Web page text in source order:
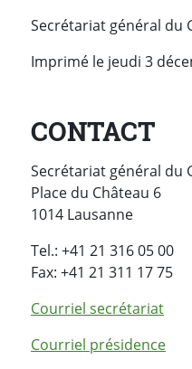
Secrétariat général du
Imprimé le jeudi 3
CONTACT
Secrétariat général du
Place du Château 6
1014 Lausanne
Tel.: +41 21 316 05 00
Fax: +41 21 311 17 75
Courriel secrétariat
Courriel présidence